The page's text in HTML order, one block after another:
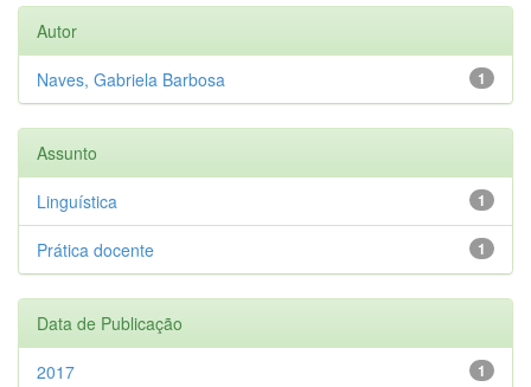
Autor
1
Naves, Gabriela Barbosa
Assunto
1
Linguística
1
Prática docente
Data de Publicação
1
2017